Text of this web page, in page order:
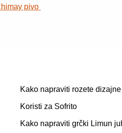
pivo
Kako napraviti rozete
Koristi za Sofrito
Kako napraviti grčki Limun